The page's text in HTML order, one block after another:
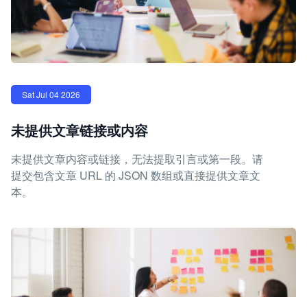
Sat Jul 04 2026
未提供文章链接或内容
未提供文章内容或链接，无法提取引言或第一段。请
提交包含文章 URL 的 JSON 数组或直接提供文章文
本。